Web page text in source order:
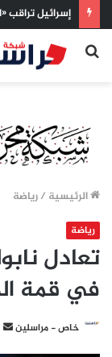
بحث
الرئيسية /رياضة
رياضة
تعادل
في قمة
خاص - مراسلين